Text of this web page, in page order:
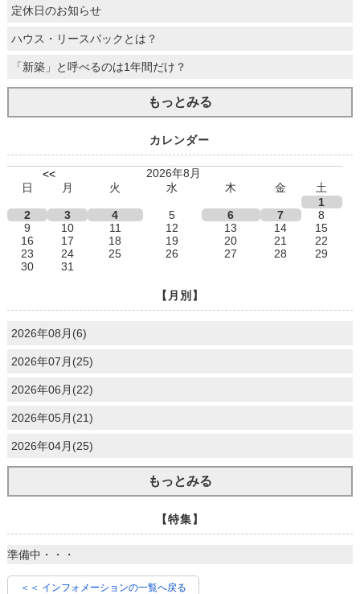
定休日のお知らせ
ハウス・リースバックとは？
「新築」と呼べるのは1年間だけ？
もっとみる
カレンダー
<<
2026年8月
日
月 火 水 木 金
土
1
2
3 4 5 6 7
8
9
10 11 12 13 14
15
16
17 18 19 20 21
22
23
24 25 26 27 28
29
30
31
【月別】
2026年08月(6)
2026年07月(25)
2026年06月(22)
2026年05月(21)
2026年04月(25)
もっとみる
【特集】
準備中・・・
＜＜ インフォメーションの一覧へ戻る